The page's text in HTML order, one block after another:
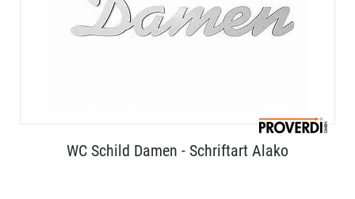
WC Schild Damen - Schriftart Alako